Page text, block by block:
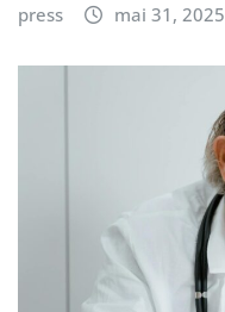
press mai 31, 2025